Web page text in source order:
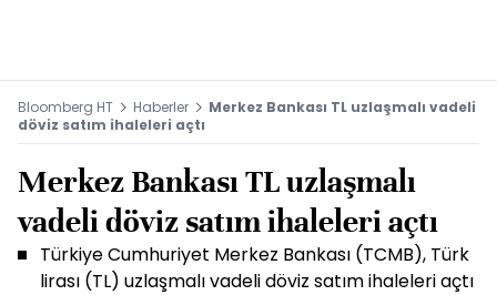
Bloomberg HT Haberler
Merkez Bankası TL uzlaşmalı vadeli
döviz satım ihaleleri açtı
Merkez Bankası TL uzlaşmalı
vadeli döviz satım ihaleleri açtı
Türkiye Cumhuriyet Merkez Bankası (TCMB), Türk
lirası (TL) uzlaşmalı vadeli döviz satım ihaleleri açtı